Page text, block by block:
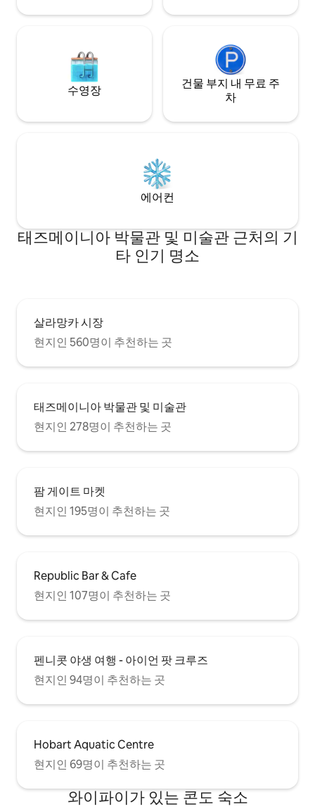
수영장
건물 부지 내 무료 주
차
에어컨
태즈메이니아 박물관 및 미술관 근처의 기
타 인기 명소
살라망카 시장
현지인 560명이 추천하는 곳
태즈메이니아 박물관 및 미술관
현지인 278명이 추천하는 곳
팜 게이트 마켓
현지인 195명이 추천하는 곳
Republic Bar & Cafe
현지인 107명이 추천하는 곳
펜니콧 야생 여행 - 아이언 팟 크루즈
현지인 94명이 추천하는 곳
Hobart Aquatic Centre
현지인 69명이 추천하는 곳
와이파이가 있는 콘도 숙소